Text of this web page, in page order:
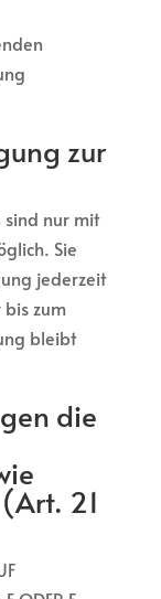
zur
nur mit
Sie
jederzeit
zum
bleibt
die
21